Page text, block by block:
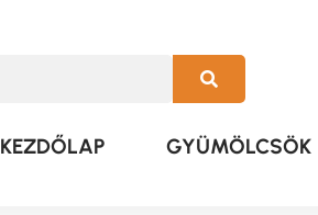
KEZDŐLAP GYÜMÖLCSÖK